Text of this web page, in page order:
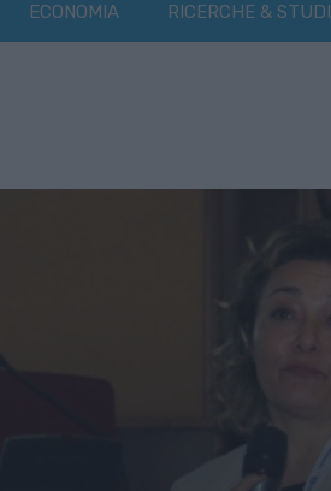
ECONOMIA RICERCHE & STUDI